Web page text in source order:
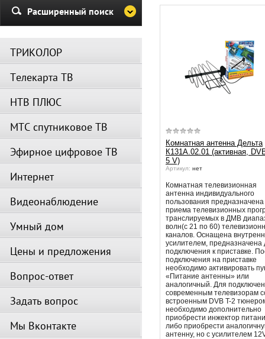
Убедительная просьба в
спутниковое оборудование.
Вещание телеканалов и
сервисов возобновится
автоматически по завершении
профилактических работ.
Комнатная антенна Дельта
К131А.02.01 (активная,
5 V)
Артикул: нет
Комнатная телевизионная
антенна индивидуального
пользования
приема телевизионных
транслируемых в ДМВ
волн(с 21 по 60)
каналов. Оснащена
усилителем, предназначена
подключения к приставке.
подключения на приставке
необходимо активировать
«Питание антенны» или
аналогичный. Для
современным телевизорам
встроенным DVB T-2
необходимо дополнительно
приобрести инжектор
либо приобрести
антенну, но с усилителем
Расширенный поиск
ТРИКОЛОР
Телекарта ТВ
НТВ ПЛЮС
МТС спутниковое ТВ
Эфирное цифровое ТВ
Интернет
Видеонаблюдение
Умный дом
Цены и предложения
Вопрос-ответ
Задать вопрос
Мы Вконтакте